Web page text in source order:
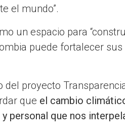
el mundo”.
un espacio para
puede fortalecer
proyecto
que el cambio
personal que nos